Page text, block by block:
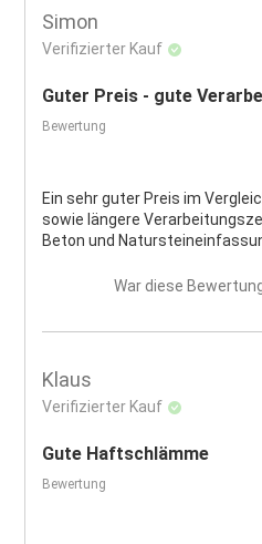
Simon
Verifizierter Kauf
Guter Preis - gute
Bewertung
Ein sehr guter Preis im
sowie längere
Beton und
War diese
Klaus
Verifizierter Kauf
Gute Haftschlämme
Bewertung